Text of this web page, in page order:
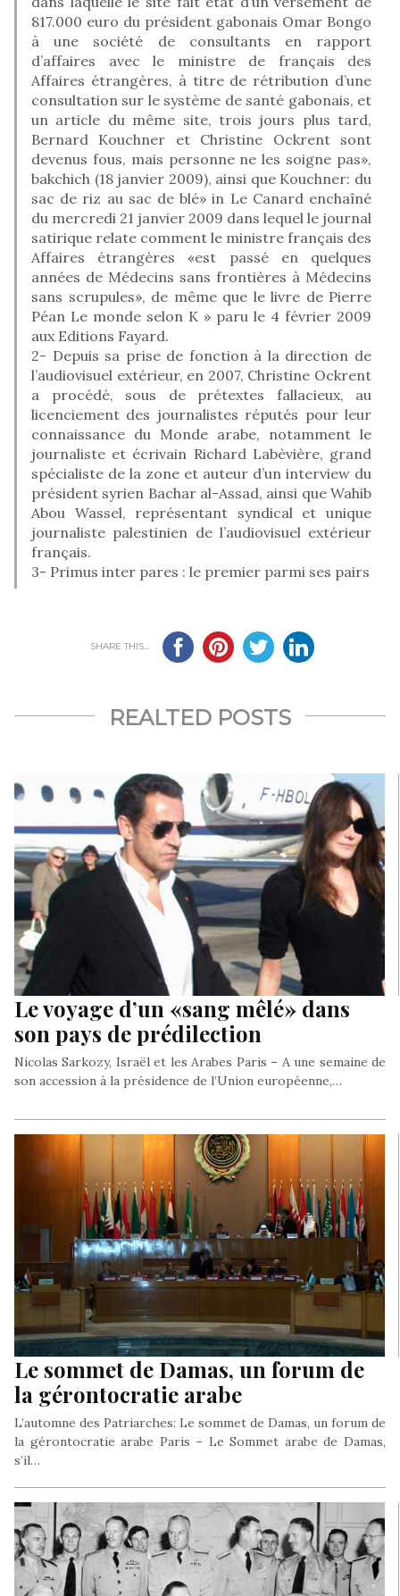
817.000 euro du président gabonais Omar Bongo
à une société de consultants en rapport
d’affaires avec le ministre de français des
Affaires étrangères, à titre de rétribution d’une
consultation sur le système de santé gabonais, et
un article du même site, trois jours plus tard,
Bernard Kouchner et Christine Ockrent sont
devenus fous, mais personne ne les soigne pas»,
bakchich (18 janvier 2009), ainsi que Kouchner: du
sac de riz au sac de blé» in Le Canard enchaîné
du mercredi 21 janvier 2009 dans lequel le journal
satirique relate comment le ministre français des
Affaires étrangères «est passé en quelques
années de Médecins sans frontières à Médecins
sans scrupules», de même que le livre de Pierre
Péan Le monde selon K » paru le 4 février 2009
aux Editions Fayard.
2- Depuis sa prise de fonction à la direction de
l’audiovisuel extérieur, en 2007, Christine Ockrent
a procédé, sous de prétextes fallacieux, au
licenciement des journalistes réputés pour leur
connaissance du Monde arabe, notamment le
journaliste et écrivain Richard Labèvière, grand
spécialiste de la zone et auteur d’un interview du
président syrien Bachar al-Assad, ainsi que Wahib
Abou Wassel, représentant syndical et unique
journaliste palestinien de l’audiovisuel extérieur
français.
3- Primus inter pares : le premier parmi ses pairs
SHARE THIS...
REALTED POSTS
Le voyage d’un «sang mêlé» dans
son pays de prédilection
Nicolas Sarkozy, Israël et les Arabes Paris – A une semaine de
son accession à la présidence de l’Union européenne,…
Le sommet de Damas, un forum de
la gérontocratie arabe
L’automne des Patriarches: Le sommet de Damas, un forum de
la gérontocratie arabe Paris – Le Sommet arabe de Damas,
s’il…